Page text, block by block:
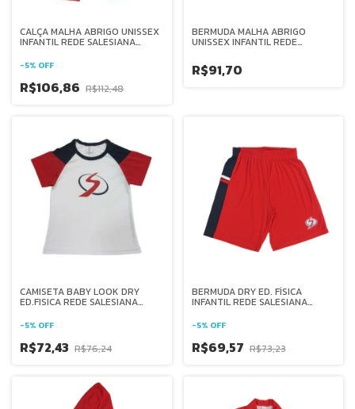
CALÇA MALHA ABRIGO UNISSEX
INFANTIL REDE SALESIANA
-5% OFF
R$106,86 R$112,48
BERMUDA MALHA ABRIGO
UNISSEX INFANTIL REDE
R$91,70
CAMISETA BABY LOOK DRY
ED.FISICA REDE SALESIANA
-5% OFF
R$72,43 R$76,24
BERMUDA DRY ED. FÍSICA
INFANTIL REDE SALESIANA
-5% OFF
R$69,57 R$73,23